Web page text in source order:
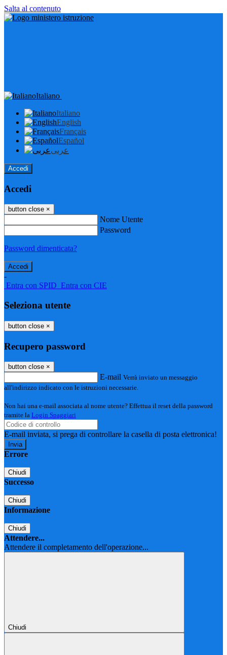
Salta al contenuto
Italiano
Italiano
English
Français
Español
عربى
Accedi
Accedi
button close ×
Nome Utente
Password
Password dimenticata?
-
Entra con SPID Entra con CIE
Seleziona utente
button close ×
Recupero password
button close ×
E-mail Verrà inviato un messaggio
all'indirizzo indicato con le istruzioni necessarie.
Non hai una e-mail associata al nome utente? Effettua il reset della password
tramite la Login Spaggiari
E-mail inviata, si prega di controllare la casella di posta elettronica!
Errore
Chiudi
Successo
Chiudi
Informazione
Chiudi
Attendere...
Attendere il completamento dell'operazione...
Chiudi